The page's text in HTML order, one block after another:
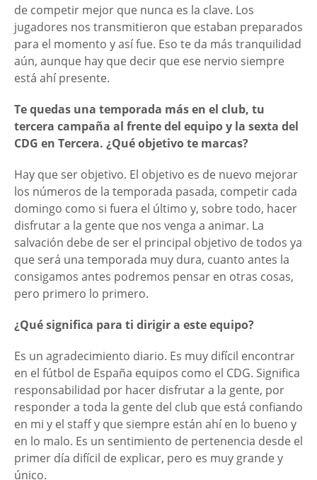
de competir mejor que nunca es la clave. Los
jugadores nos transmitieron que estaban preparados
para el momento y así fue. Eso te da más tranquilidad
aún, aunque hay que decir que ese nervio siempre
está ahí presente.
Te quedas una temporada más en el club, tu
tercera campaña al frente del equipo y la sexta del
CDG en Tercera. ¿Qué objetivo te marcas?
Hay que ser objetivo. El objetivo es de nuevo mejorar
los números de la temporada pasada, competir cada
domingo como si fuera el último y, sobre todo, hacer
disfrutar a la gente que nos venga a animar. La
salvación debe de ser el principal objetivo de todos ya
que será una temporada muy dura, cuanto antes la
consigamos antes podremos pensar en otras cosas,
pero primero lo primero.
¿Qué significa para ti dirigir a este equipo?
Es un agradecimiento diario. Es muy difícil encontrar
en el fútbol de España equipos como el CDG. Significa
responsabilidad por hacer disfrutar a la gente, por
responder a toda la gente del club que está confiando
en mi y el staff y que siempre están ahí en lo bueno y
en lo malo. Es un sentimiento de pertenencia desde el
primer día difícil de explicar, pero es muy grande y
único.